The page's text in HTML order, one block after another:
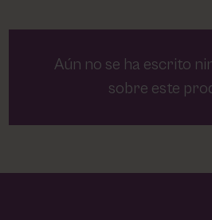
Aún no se ha escrito
sobre este